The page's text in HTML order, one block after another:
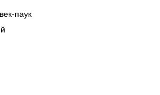
паук